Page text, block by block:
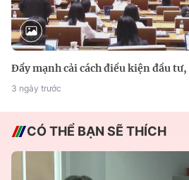
Đẩy mạnh cải cách điều kiện đầu
3 ngày trước
CÓ THỂ BẠN SẼ THÍCH